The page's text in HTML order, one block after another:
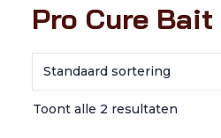
Pro Cure Bait
Toont alle 2 resultaten